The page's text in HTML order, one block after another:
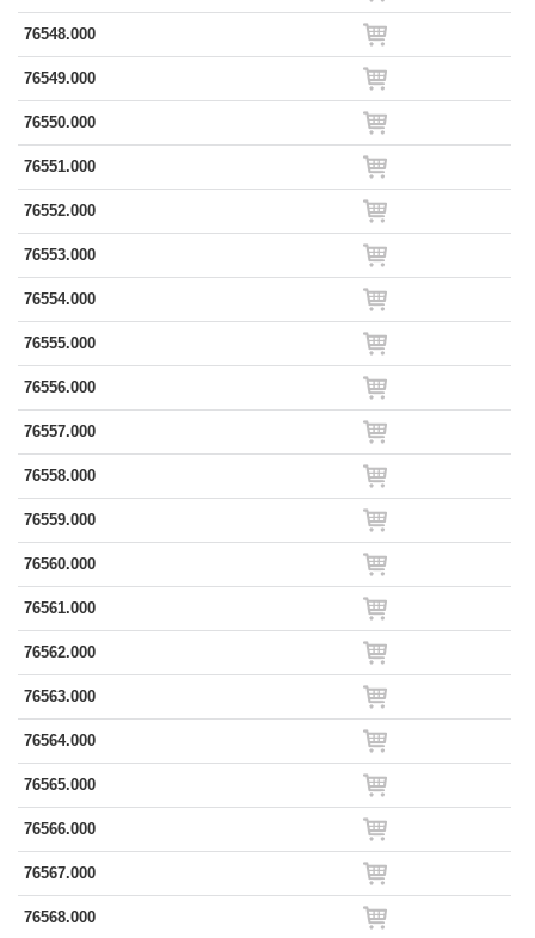
76548.000
76549.000
76550.000
76551.000
76552.000
76553.000
76554.000
76555.000
76556.000
76557.000
76558.000
76559.000
76560.000
76561.000
76562.000
76563.000
76564.000
76565.000
76566.000
76567.000
76568.000